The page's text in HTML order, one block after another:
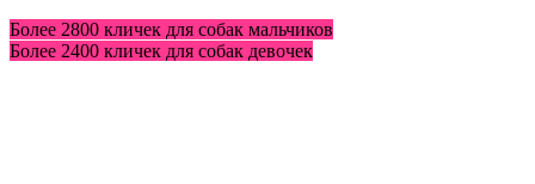
Более 2800 кличек для собак мальчиков
Более 2400 кличек для собак девочек